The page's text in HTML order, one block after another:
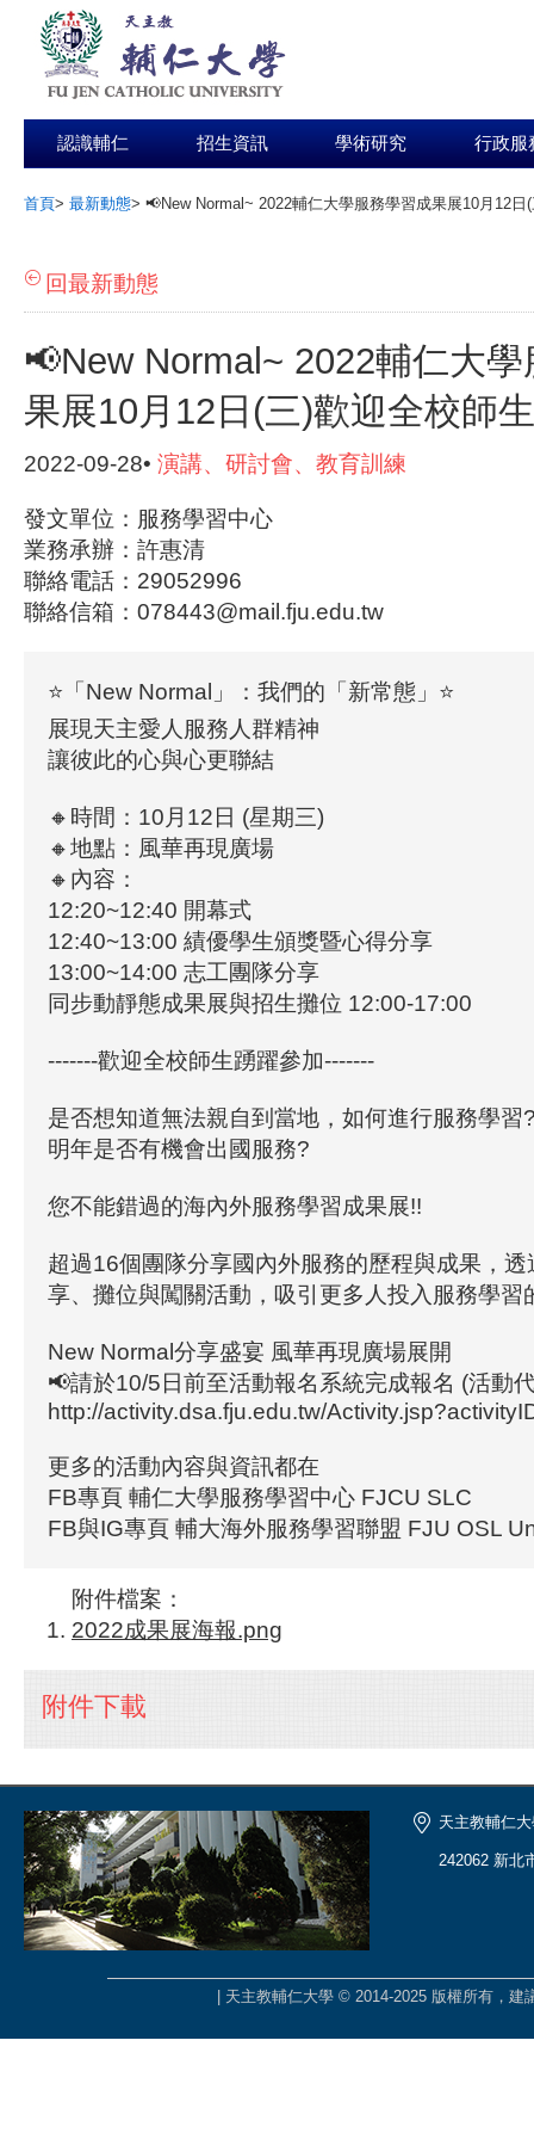
認識輔仁 招生資訊 學術研究 行政服
首頁> 最新動態> 📢New Normal~ 2022輔仁大學服務學習成果展10月12
回最新動態
📢New Normal~ 2022輔仁大
果展10月12日(三)歡迎全校師
2022-09-28• 演講、研討會、教育訓練
發文單位：服務學習中心
業務承辦：許惠清
聯絡電話：29052996
聯絡信箱：078443@mail.fju.edu.tw
⭐「New Normal」：我們的「新常態」⭐
展現天主愛人服務人群精神
讓彼此的心與心更聯結
🔸時間：10月12日 (星期三)
🔸地點：風華再現廣場
🔸內容：
12:20~12:40 開幕式
12:40~13:00 績優學生頒獎暨心得分享
13:00~14:00 志工團隊分享
同步動靜態成果展與招生攤位 12:00-17:00
-------歡迎全校師生踴躍參加-------
是否想知道無法親自到當地，如何進行服務學習
明年是否有機會出國服務?
您不能錯過的海內外服務學習成果展!!
超過16個團隊分享國內外服務的歷程與成果，
享、攤位與闖關活動，吸引更多人投入服務學習
New Normal分享盛宴 風華再現廣場展開
📢請於10/5日前至活動報名系統完成報名 (活動
http://activity.dsa.fju.edu.tw/
更多的活動內容與資訊都在
FB專頁 輔仁大學服務學習中心 FJCU SLC
FB與IG專頁 輔大海外服務學習聯盟 FJU OSL
附件檔案：
2022成果展海報.png
附件下載
天主教輔仁
242062 新北
| 天主教輔仁大學 © 2014-2025 版權所有，